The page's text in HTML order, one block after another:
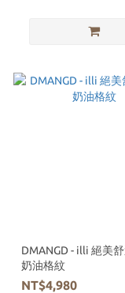
DMANGD - illi 絕美
奶油格紋
NT$4,980